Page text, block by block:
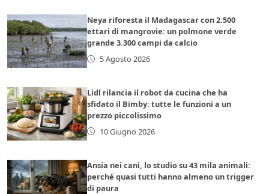
Neya riforesta il Madagascar con 2.500
ettari di mangrovie: un polmone verde
grande 3.300 campi da calcio
5 Agosto 2026
Lidl rilancia il robot da cucina che ha
sfidato il Bimby: tutte le funzioni a un
prezzo piccolissimo
10 Giugno 2026
Ansia nei cani, lo studio su 43 mila animali:
perché quasi tutti hanno almeno un trigger
di paura